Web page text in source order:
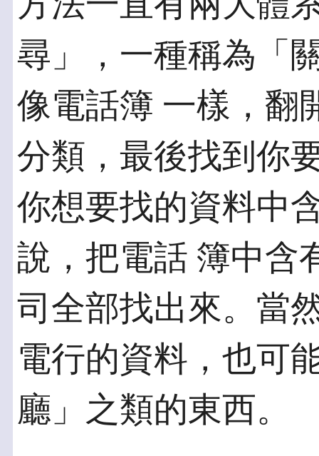
尋」，一種稱為「
像電話簿 一樣，翻
分類，最後找到你
你想要找的資料中
說，把電話 簿中含
司全部找出來。當
電行的資料，也可
廳」之類的東西。